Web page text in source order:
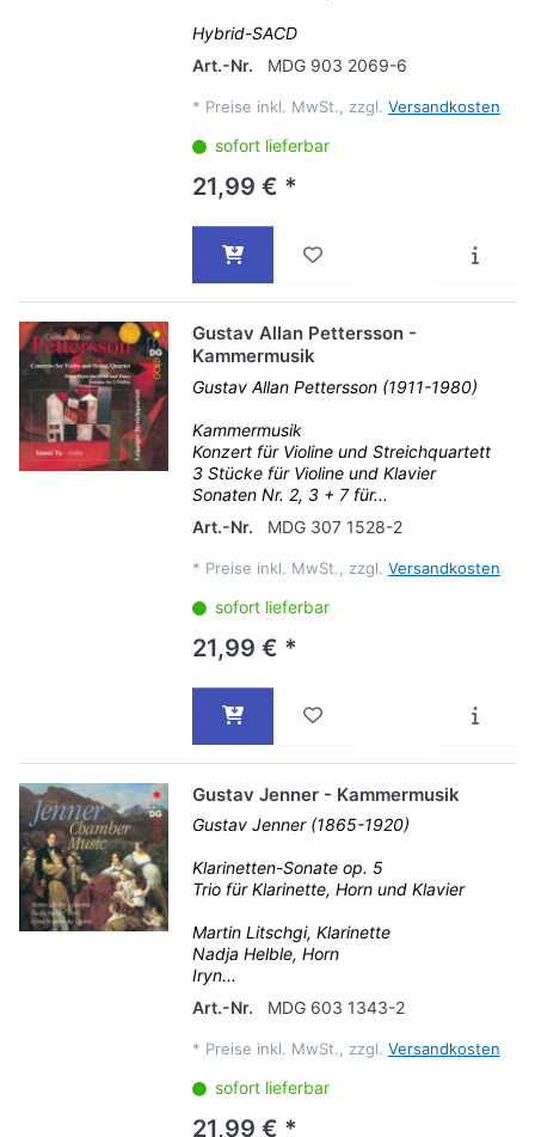
Hybrid-SACD
Art.-Nr.
MDG 903 2069-6
* Preise inkl. MwSt., zzgl. Versandkosten
sofort lieferbar
21,99 € *
Gustav Allan Pettersson -
Kammermusik
Gustav Allan Pettersson (1911-1980)
Kammermusik
Konzert für Violine und Streichquartett
3 Stücke für Violine und Klavier
Sonaten Nr. 2, 3 + 7 für...
Art.-Nr.
MDG 307 1528-2
* Preise inkl. MwSt., zzgl. Versandkosten
sofort lieferbar
21,99 € *
Gustav Jenner - Kammermusik
Gustav Jenner (1865-1920)
Klarinetten-Sonate op. 5
Trio für Klarinette, Horn und Klavier
Martin Litschgi, Klarinette
Nadja Helble, Horn
Iryn...
Art.-Nr.
MDG 603 1343-2
* Preise inkl. MwSt., zzgl. Versandkosten
sofort lieferbar
21,99 € *